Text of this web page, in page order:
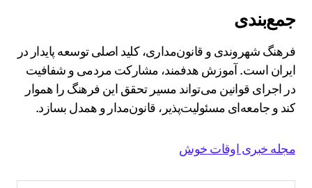
جمع‌بندی
فرهنگ شهروندی و قانون‌مداری، کلید اصلی توسعه پایدار در
ایران است. آموزش هدفمند، مشارکت مردمی و شفافیت
در اجرای قوانین می‌تواند مسیر تحقق این فرهنگ را هموار
کند و جامعه‌ای مسئولیت‌پذیر، قانون‌مدار و همدل بسازد.
مجله خبری اوقات خوش